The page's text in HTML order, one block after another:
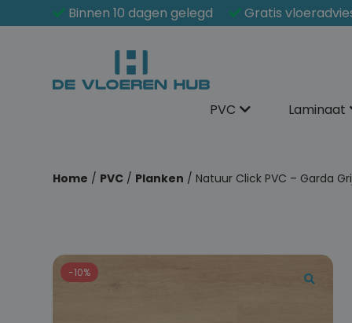
Binnen 10 dagen gelegd Gratis
PVC Laminaat
Home / PVC / Planken / Natuur Click PVC – Garda
-10%